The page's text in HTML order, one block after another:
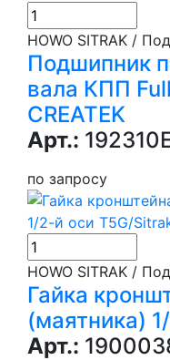
HOWO SITRAK /
Подшипник
вала КПП
CREATEK
Арт.:
по запросу
HOWO SITRAK /
Гайка
(маятника)
Арт.: